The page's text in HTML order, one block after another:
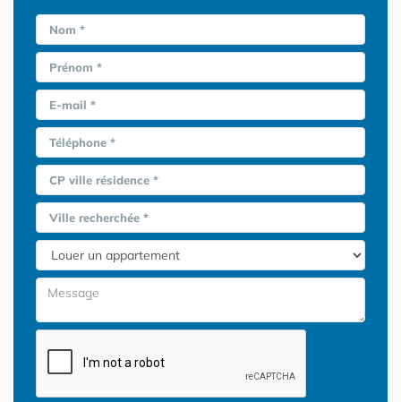
Nom *
Prénom *
E-mail *
Téléphone *
CP ville résidence *
Ville recherchée *